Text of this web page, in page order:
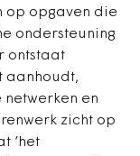
op opgaven die
ondersteuning
ontstaat
aanhoudt,
en
zicht op
‘het